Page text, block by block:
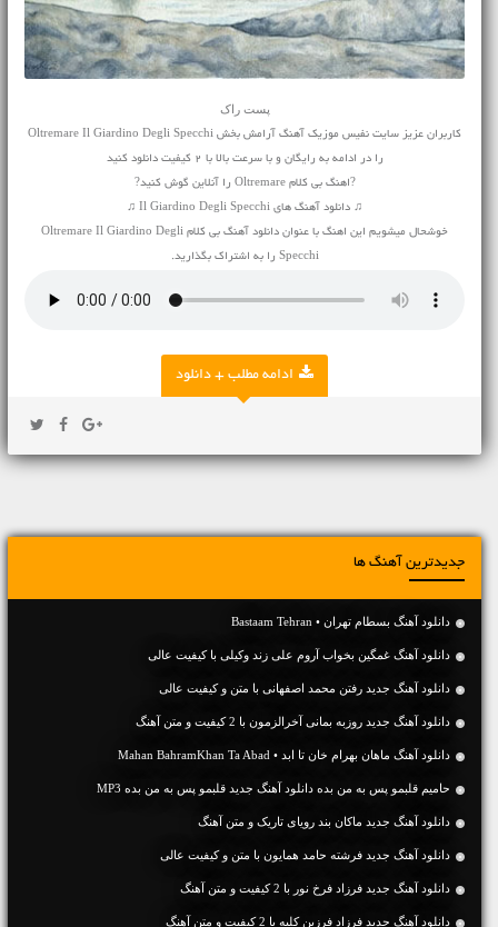
پست راک
کاربران عزیز سایت نفیس موزیک آهنگ آرامش بخش Oltremare Il Giardino Degli Specchi
را در ادامه به رایگان و با سرعت بالا با 2 کیفیت دانلود کنید
?اهنگ بی کلام Oltremare را آنلاین گوش کنید?
♫ دانلود آهنگ های Il Giardino Degli Specchi ♫
خوشحال میشویم این اهنگ با عنوان دانلود آهنگ بی کلام Oltremare Il Giardino Degli
Specchi را به اشتراک بگذارید.
ادامه مطلب + دانلود
جدیدترین آهنگ ها
دانلود آهنگ بسطام تهران • Bastaam Tehran
دانلود آهنگ غمگین بخواب آروم علی زند وکیلی با کیفیت عالی
دانلود آهنگ جديد رفتن محمد اصفهانی با متن و کیفیت عالی
دانلود آهنگ جديد روزبه بمانی آخرالزمون با 2 کیفیت و متن آهنگ
دانلود آهنگ ماهان بهرام خان تا ابد • Mahan BahramKhan Ta Abad
حامیم قلبمو پس به من بده دانلود آهنگ جدید قلبمو پس به من بده MP3
دانلود آهنگ جديد ماکان بند رویای تاریک و متن آهنگ
دانلود آهنگ جديد فرشته حامد همایون با متن و کیفیت عالی
دانلود آهنگ جديد فرزاد فرخ نور با 2 کیفیت و متن آهنگ
دانلود آهنگ جديد فرزاد فرزین کلبه با 2 کیفیت و متن آهنگ